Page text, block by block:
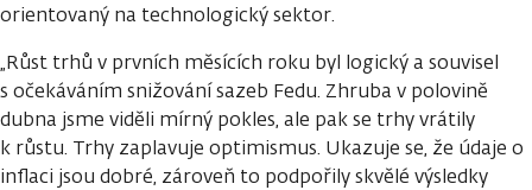
orientovaný na technologický sektor.
„Růst trhů v prvních měsících roku byl logický a souvisel
s očekáváním snižování sazeb Fedu. Zhruba v polovině
dubna jsme viděli mírný pokles, ale pak se trhy vrátily
k růstu. Trhy zaplavuje optimismus. Ukazuje se, že údaje o
inflaci jsou dobré, zároveň to podpořily skvělé výsledky